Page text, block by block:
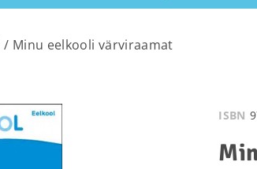
/ Minu eelkooli värviraamat
ISBN